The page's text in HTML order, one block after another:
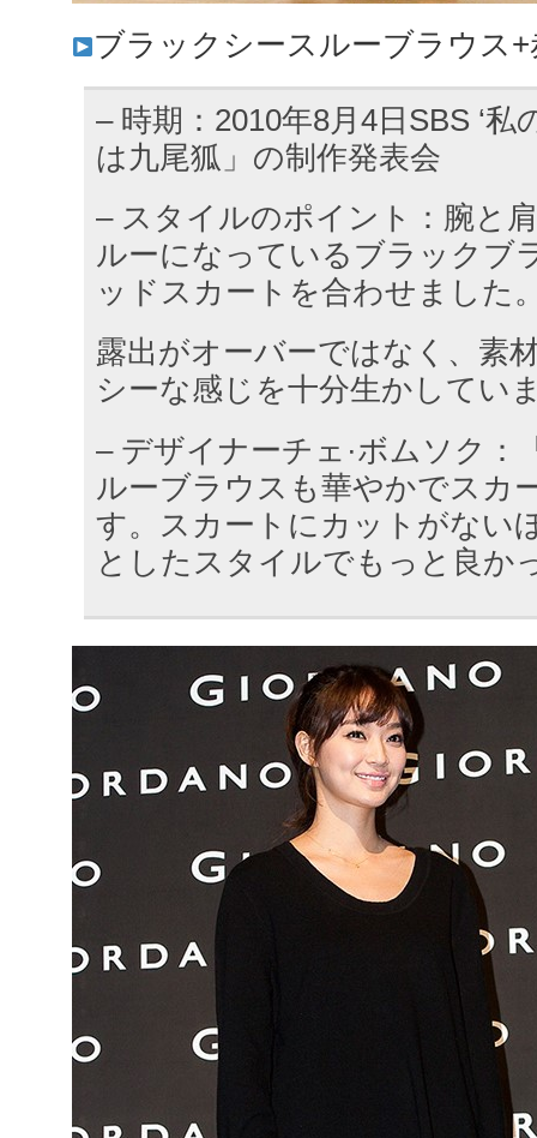
ブラックシースルーブラウス
– 時期：2010年8月4日SBS ‘
は九尾狐」の制作発表会
– スタイルのポイント：腕と
ルーになっているブラックブ
ッドスカートを合わせました
露出がオーバーではなく、素
シーな感じを十分生かしてい
– デザイナーチェ·ボムソク：
ルーブラウスも華やかでスカ
す。スカートにカットがない
としたスタイルでもっと良か